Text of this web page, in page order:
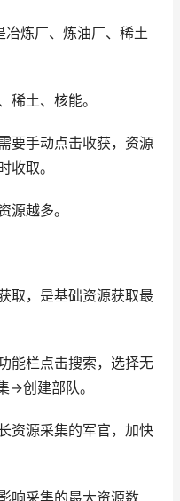
炼厂、炼油厂、稀土
土、核能。
手动点击收获，资源
收取。
越多。
，是基础资源获取最
栏点击搜索，选择无
→创建部队。
源采集的军官，加快